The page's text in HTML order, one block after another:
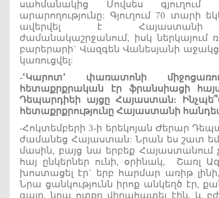
սահմանակից Մովսես
արարողությունը: Գյուղում 70 տարի
ավերվել է Հայաստանի
ժամանակաշրջանում, իսկ ներկայում
բարերարի` Վազգեն Վանեսյանի
կառուցվել:
-ՙԿարոտ՚ փառատոնի
հետաքրքրական
էր ֆրանսիացի
Դեպարդիեի այցը Հայաստան:
հետաքրքրությունը Հայաստանի
-Հոկտեմբերի 3-ի երեկոյան Ժերար
ժամանեց Հայաստան: Նրան ես շատ
մասին, բայց նա երբեք Հայաստանում
հայ ընկերներ ունի, օրինակ, Շառլ
խոստացել էր` երբ հարմար առիթ
Նրա ցանկությունն իրոք անկեղծ էր,
գալը, նրա ոտքը վիրահատել էին, և